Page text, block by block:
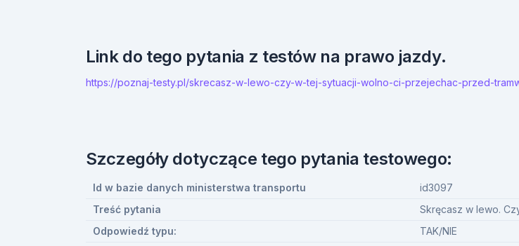
Link do tego pytania z testów na prawo jazdy.
https://poznaj-testy.pl/skrecasz-w-lewo-czy-w-tej-sytuacji-wolno-ci-przejechac-przed-
Szczegóły dotyczące tego pytania testowego:
Id w bazie danych ministerstwa transportu
id3097
Treść pytania
Skręcasz w lewo.
Odpowiedź typu:
TAK/NIE